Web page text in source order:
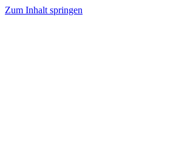
Zum Inhalt springen